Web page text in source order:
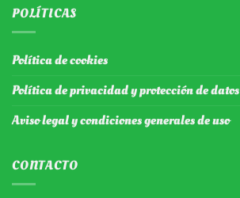
POLÍTICAS
Política de cookies
Política de privacidad y protección de datos
Aviso legal y condiciones generales de uso
CONTACTO